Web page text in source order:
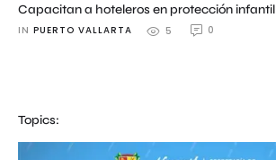
Capacitan a hoteleros en protección infantil
IN PUERTO VALLARTA 5 0
Topics: